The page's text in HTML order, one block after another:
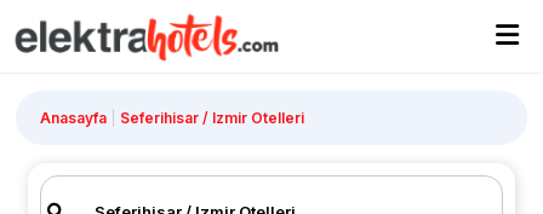
Anasayfa Seferihisar / Izmir Otelleri